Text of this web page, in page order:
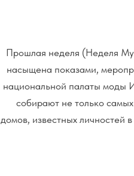
Прошлая неделя (Неделя
насыщена показами,
национальной палаты моды
собирают не только
домов, известных личностей